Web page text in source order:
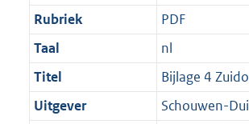
Rubriek
PDF
Taal
nl
Titel
Bijlage 4
Uitgever
Schouwen-